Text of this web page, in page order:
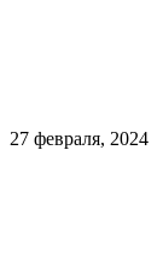
27 февраля, 2024